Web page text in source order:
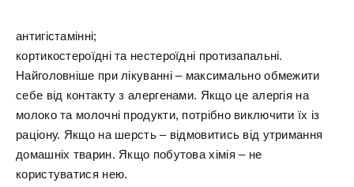
антигістамінні;
кортикостероїдні та нестероїдні протизапальні.
Найголовніше при лікуванні – максимально обмежити
себе від контакту з алергенами. Якщо це алергія на
молоко та молочні продукти, потрібно виключити їх із
раціону. Якщо на шерсть – відмовитись від утримання
домашніх тварин. Якщо побутова хімія – не
користуватися нею.